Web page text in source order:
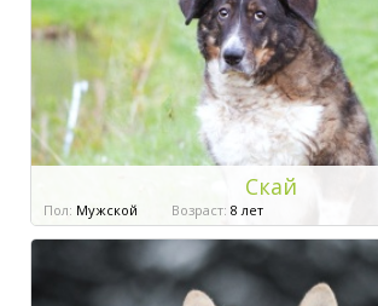
Скай
Пол: Мужской Возраст: 8 лет